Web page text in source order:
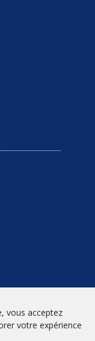
vous acceptez
votre expérience